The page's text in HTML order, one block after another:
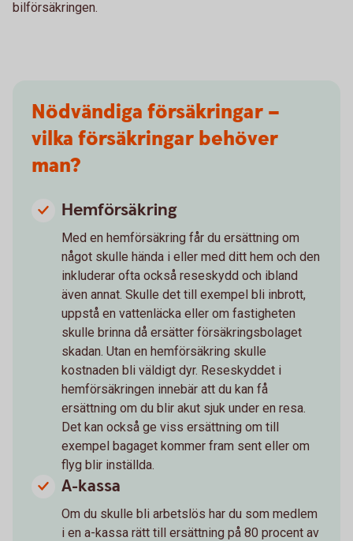
bilförsäkringen.
Nödvändiga försäkringar –
vilka försäkringar behöver
man?
Hemförsäkring
Med en hemförsäkring får du ersättning om
något skulle hända i eller med ditt hem och den
inkluderar ofta också reseskydd och ibland
även annat. Skulle det till exempel bli inbrott,
uppstå en vattenläcka eller om fastigheten
skulle brinna då ersätter försäkringsbolaget
skadan. Utan en hemförsäkring skulle
kostnaden bli väldigt dyr. Reseskyddet i
hemförsäkringen innebär att du kan få
ersättning om du blir akut sjuk under en resa.
Det kan också ge viss ersättning om till
exempel bagaget kommer fram sent eller om
flyg blir inställda.
A-kassa
Om du skulle bli arbetslös har du som medlem
i en a-kassa rätt till ersättning på 80 procent av